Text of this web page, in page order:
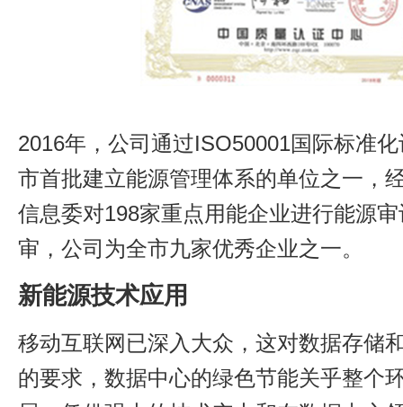
2016年，公司通过ISO50001国际标准
市首批建立能源管理体系的单位之一，
信息委对198家重点用能企业进行能源
审，公司为全市九家优秀企业之一。
新能源技术应用
移动互联网已深入大众，这对数据存储
的要求，数据中心的绿色节能关乎整个